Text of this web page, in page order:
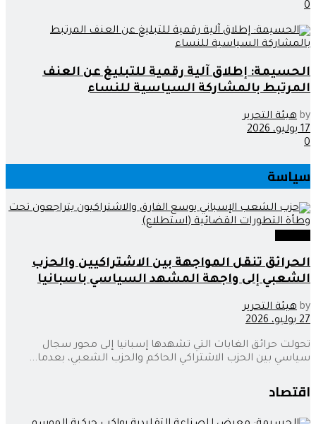
0
الحسيمة: إطلاق آلية رقمية للتبليغ عن العنف
المرتبط بالمشاركة السياسية للنساء
by هيئة التحرير
17 يوليو، 2026
0
سياسة
الحرائق تنقل المواجهة بين الاشتراكيين والحزب
الشعبي إلى واجهة المشهد السياسي باسبانيا
by هيئة التحرير
27 يوليو، 2026
تحولت حرائق الغابات التي تشهدها إسبانيا إلى محور سجال
سياسي بين الحزب الاشتراكي الحاكم والحزب الشعبي، بعدما...
اقتصاد